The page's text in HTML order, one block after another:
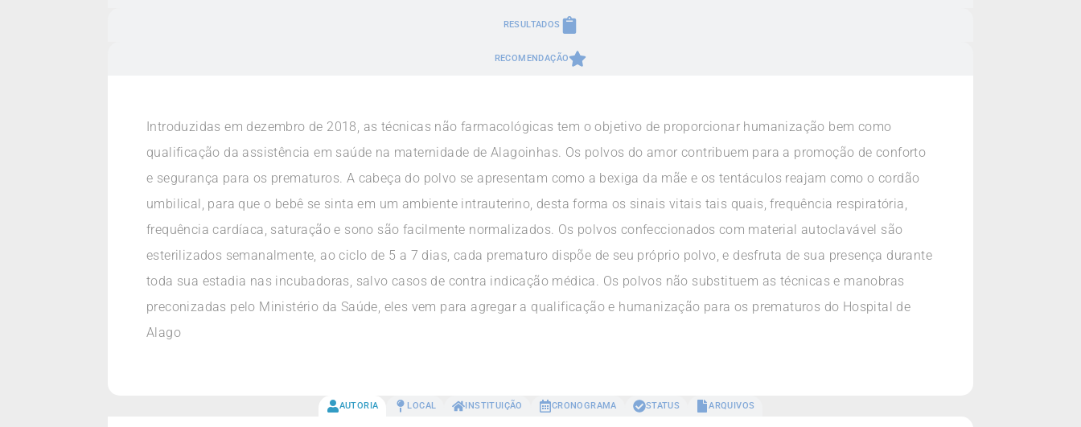
RESULTADOS
RECOMENDAÇÃO
Introduzidas em dezembro de 2018, as técnicas não farmacológicas tem o objetivo de proporcionar humanização bem como
qualificação da assistência em saúde na maternidade de Alagoinhas. Os polvos do amor contribuem para a promoção de conforto
e segurança para os prematuros. A cabeça do polvo se apresentam como a bexiga da mãe e os tentáculos reajam como o cordão
umbilical, para que o bebê se sinta em um ambiente intrauterino, desta forma os sinais vitais tais quais, frequência respiratória,
frequência cardíaca, saturação e sono são facilmente normalizados. Os polvos confeccionados com material autoclavável são
esterilizados semanalmente, ao ciclo de 5 a 7 dias, cada prematuro dispõe de seu próprio polvo, e desfruta de sua presença durante
toda sua estadia nas incubadoras, salvo casos de contra indicação médica. Os polvos não substituem as técnicas e manobras
preconizadas pelo Ministério da Saúde, eles vem para agregar a qualificação e humanização para os prematuros do Hospital de
Alago
AUTORIA LOCAL INSTITUIÇÃO CRONOGRAMA STATUS ARQUIVOS